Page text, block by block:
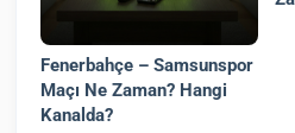
Fenerbahçe – Samsunspor
Maçı Ne Zaman? Hangi
Kanalda?